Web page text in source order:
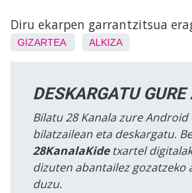
Diru ekarpen garrantzitsua
GIZARTEA ALKIZA
DESKARGATU GURE
Bilatu 28 Kanala zure Android
bilatzailean eta deskargatu.
28KanalaKidetxartel
dizuten abantailez gozatzeko
duzu.